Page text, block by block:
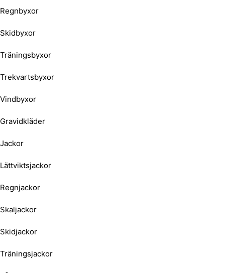
Regnbyxor
Skidbyxor
Träningsbyxor
Trekvartsbyxor
Vindbyxor
Gravidkläder
Jackor
Lättviktsjackor
Regnjackor
Skaljackor
Skidjackor
Träningsjackor